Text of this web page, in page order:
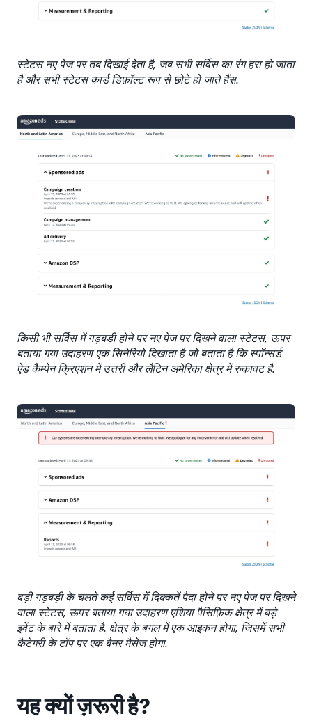
स्टेटस नए पेज पर तब दिखाई देता है, जब सभी सर्विस का रंग हरा हो जाता
है और सभी स्टेटस कार्ड डिफ़ॉल्ट रूप से छोटे हो जाते हैंस.
किसी भी सर्विस में गड़बड़ी होने पर नए पेज पर दिखने वाला स्टेटस, ऊपर
बताया गया उदाहरण एक सिनेरियो दिखाता है जो बताता है कि स्पॉन्सर्ड
ऐड कैम्पेन क्रिएशन में उत्तरी और लैटिन अमेरिका क्षेत्र में रुकावट है.
बड़ी गड़बड़ी के चलते कई सर्विस में दिक्कतें पैदा होने पर नए पेज पर दिखने
वाला स्टेटस, ऊपर बताया गया उदाहरण एशिया पैसिफ़िक क्षेत्र में बड़े
इवेंट के बारे में बताता है. क्षेत्र के बगल में एक आइकन होगा, जिसमें सभी
कैटेगरी के टॉप पर एक बैनर मैसेज होगा.
यह क्यों ज़रूरी है?